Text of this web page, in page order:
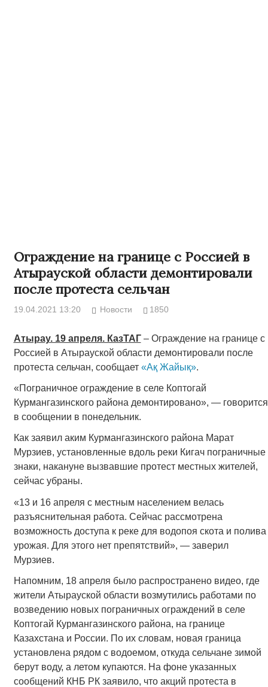
Ограждение на границе с Россией в
Атырауской области демонтировали
после протеста сельчан
19.04.2021 13:20 Новости 1850
Атырау. 19 апреля. КазТАГ– Ограждение на границе с
Россией в Атырауской области демонтировали после
протеста сельчан, сообщает «Ақ Жайық».
«Пограничное ограждение в селе Коптогай
Курмангазинского района демонтировано», — говорится
в сообщении в понедельник.
Как заявил аким Курмангазинского района Марат
Мурзиев, установленные вдоль реки Кигач пограничные
знаки, накануне вызвавшие протест местных жителей,
сейчас убраны.
«13 и 16 апреля с местным населением велась
разъяснительная работа. Сейчас рассмотрена
возможность доступа к реке для водопоя скота и полива
урожая. Для этого нет препятствий», — заверил
Мурзиев.
Напомним, 18 апреля было распространено видео, где
жители Атырауской области возмутились работами по
возведению новых пограничных ограждений в селе
Коптогай Курмангазинского района, на границе
Казахстана и России. По их словам, новая граница
установлена рядом с водоемом, откуда сельчане зимой
берут воду, а летом купаются. На фоне указанных
сообщений КНБ РК заявило, что акций протеста в